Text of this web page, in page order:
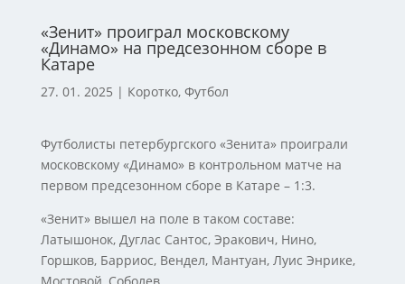
«Зенит» проиграл московскому
«Динамо» на предсезонном сборе в
Катаре
27. 01. 2025 | Коротко, Футбол
Футболисты петербургского «Зенита» проиграли
московскому «Динамо» в контрольном матче на
первом предсезонном сборе в Катаре – 1:3.
«Зенит» вышел на поле в таком составе:
Латышонок, Дуглас Сантос, Эракович, Нино,
Горшков, Барриос, Вендел, Мантуан, Луис Энрике,